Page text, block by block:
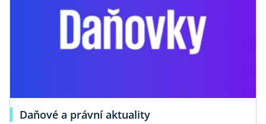
Daňové a právní aktualityo